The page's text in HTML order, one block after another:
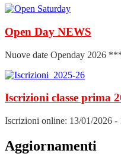
Open Day NEWS
Nuove date Openday
Iscrizioni classe prima
Iscrizioni online: 13/01/2026 -
Aggiornamenti